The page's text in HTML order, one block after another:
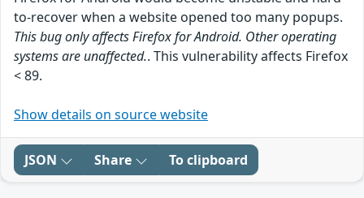
to-recover when a website opened too many popups.
This bug only affects Firefox for Android. Other operating
systems are unaffected.. This vulnerability affects Firefox
< 89.
Show details on source website
JSON Share To clipboard